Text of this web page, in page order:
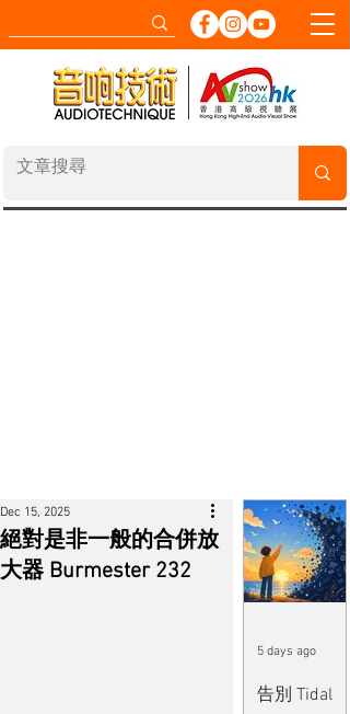
絕對是非一般的合併放
大器 Burmester 232
Dec 15, 2025
告別 Tidal
5 days ago